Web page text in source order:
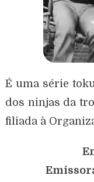
É uma série
dos ninjas da
filiada à